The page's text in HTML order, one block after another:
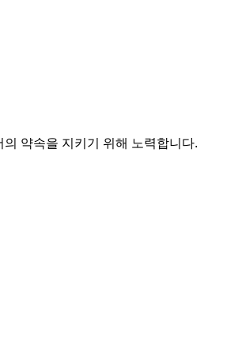
의 약속을 지키기 위해 노력합니다.